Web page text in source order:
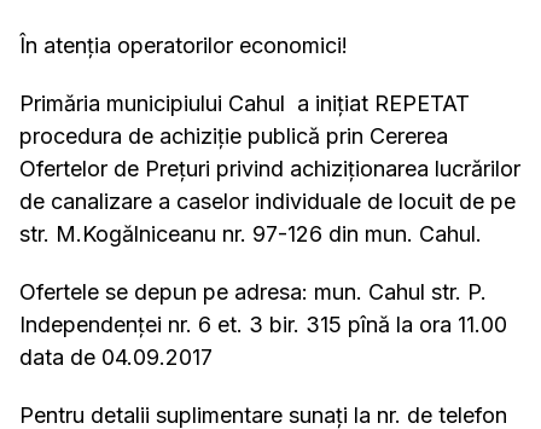
În atenția operatorilor economici!
Primăria municipiului Cahul a inițiat REPETAT
procedura de achiziție publică prin Cererea
Ofertelor de Prețuri privind achiziționarea lucrărilor
de canalizare a caselor individuale de locuit de pe
str. M.Kogălniceanu nr. 97-126 din mun. Cahul.
Ofertele se depun pe adresa: mun. Cahul str. P.
Independenței nr. 6 et. 3 bir. 315 pînă la ora 11.00
data de 04.09.2017
Pentru detalii suplimentare sunați la nr. de telefon